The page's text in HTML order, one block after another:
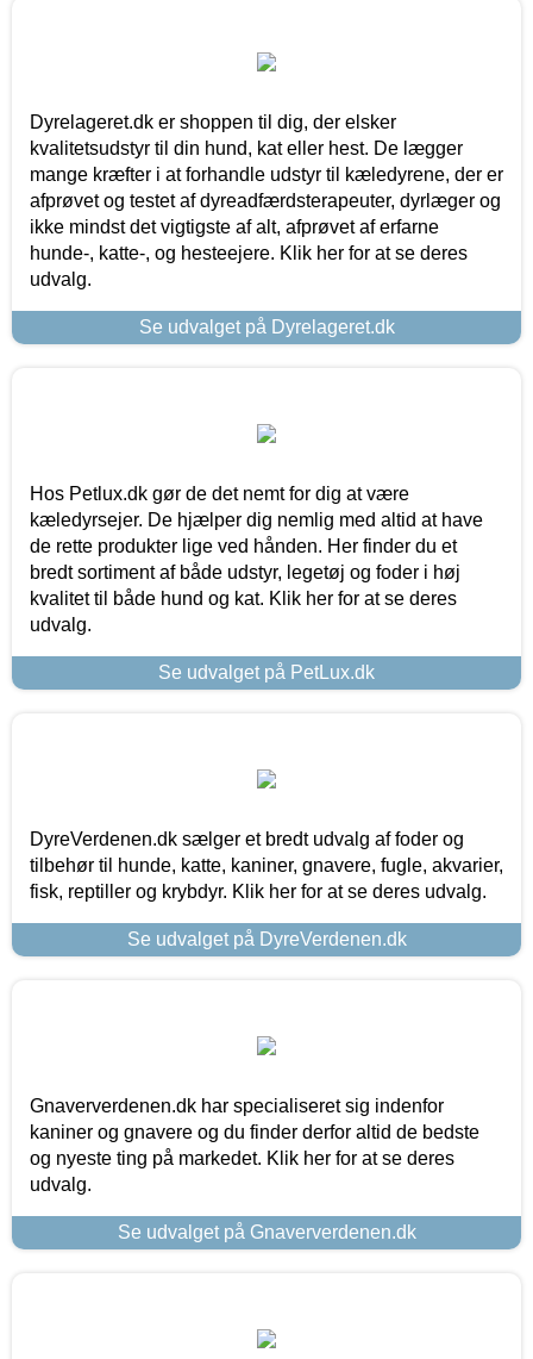
Dyrelageret.dk er shoppen til dig, der elsker
kvalitetsudstyr til din hund, kat eller hest. De lægger
mange kræfter i at forhandle udstyr til kæledyrene, der er
afprøvet og testet af dyreadfærdsterapeuter, dyrlæger og
ikke mindst det vigtigste af alt, afprøvet af erfarne
hunde-, katte-, og hesteejere. Klik her for at se deres
udvalg.
Se udvalget på Dyrelageret.dk
Hos Petlux.dk gør de det nemt for dig at være
kæledyrsejer. De hjælper dig nemlig med altid at have
de rette produkter lige ved hånden. Her finder du et
bredt sortiment af både udstyr, legetøj og foder i høj
kvalitet til både hund og kat. Klik her for at se deres
udvalg.
Se udvalget på PetLux.dk
DyreVerdenen.dk sælger et bredt udvalg af foder og
tilbehør til hunde, katte, kaniner, gnavere, fugle, akvarier,
fisk, reptiller og krybdyr. Klik her for at se deres udvalg.
Se udvalget på DyreVerdenen.dk
Gnaververdenen.dk har specialiseret sig indenfor
kaniner og gnavere og du finder derfor altid de bedste
og nyeste ting på markedet. Klik her for at se deres
udvalg.
Se udvalget på Gnaververdenen.dk